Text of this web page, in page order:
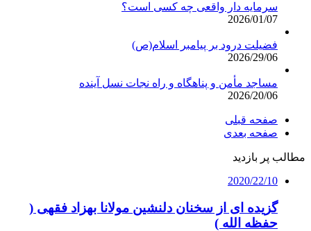
سرمایه دار واقعی چه کسی است؟
2026/01/07
فضیلت درود بر پیامبر اسلام(ص)
2026/29/06
مساجد مأمن و پناهگاه و راه نجات نسل آینده
2026/20/06
صفحه قبلی
صفحه بعدی
مطالب پر بازدید
2020/22/10
گزیده ای از سخنان دلنشین مولانا بهزاد فقهی (
حفظه الله )